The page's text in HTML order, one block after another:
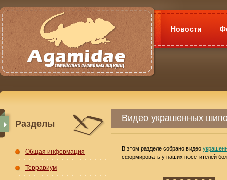
Новости
Разделы
Общая информация
Террариум
Видео украшенных
В этом разделе собрано видео
сформировать у наших посетителей